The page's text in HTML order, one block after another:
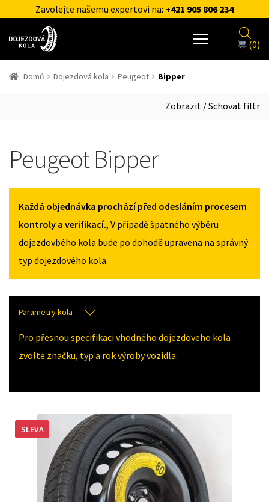
Zavolejte našemu expertovi na: +421 905 806 234
(0)
Domů Dojezdová kola Peugeot Bipper
Zobrazit / Schovat filtr
Peugeot Bipper
Každá objednávka prochází před odesláním procesem
kontroly a verifikací., V případě špatného výběru
dojezdovbého kola bude po dohodě upravena na správný
typ dojezdového kola.
Parametry kola
Pro přesnou specifikaci vhodného dojezdoveho kola
zvolte značku, typ a rok výroby vozidla.
SLEVA